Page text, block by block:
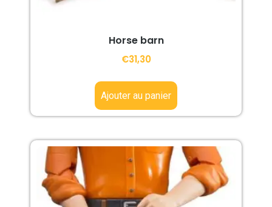
Horse barn
€31,30
Ajouter au panier